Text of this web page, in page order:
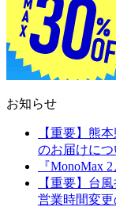
お知らせ
【重要】熊
のお届けにつ
『MonoMax
【重要】台
営業時間変